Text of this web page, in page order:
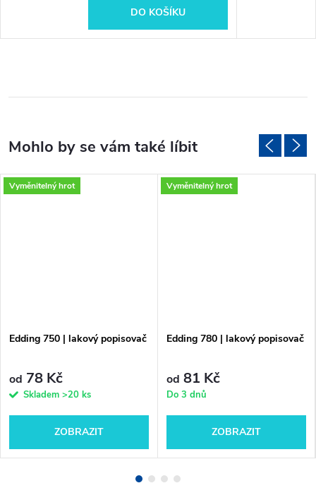
DO KOŠÍKU
Vyměnitelný hrot
Edding 750 | lakový popisovač
od 78 Kč
Skladem >20 ks
ZOBRAZIT
Vyměnitelný hrot
Edding 780 | lakový popisovač
od 81 Kč
Do 3 dnů
ZOBRAZIT